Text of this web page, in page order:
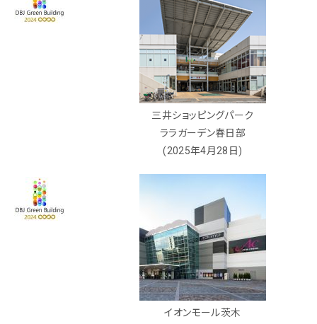
三井ショッピングパーク
ララガーデン春日部
(2025年4月28日)
イオンモール茨木